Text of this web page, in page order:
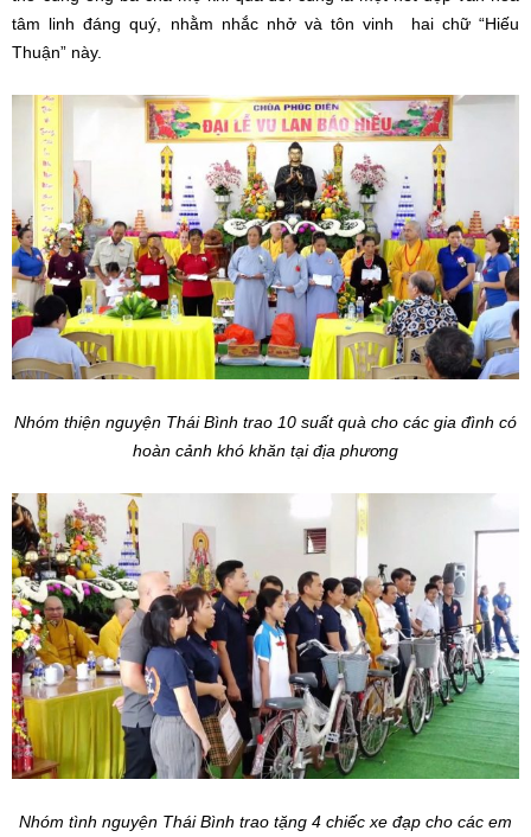
tâm linh đáng quý, nhằm nhắc nhở và tôn vinh hai chữ “Hiếu
Thuận” này.
Nhóm thiện nguyện Thái Bình trao 10 suất quà cho các gia đình có
hoàn cảnh khó khăn tại địa phương
Nhóm tình nguyện Thái Bình trao tặng 4 chiếc xe đạp cho các em